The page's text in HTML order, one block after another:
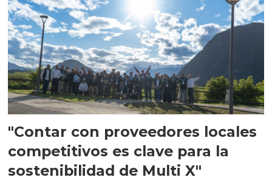
"Contar con proveedores locales
competitivos es clave para la
sostenibilidad de Multi X"